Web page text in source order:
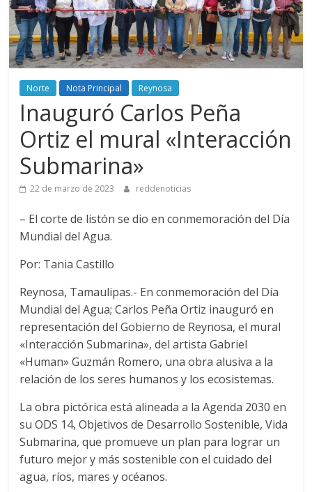
Norte Nota Principal Reynosa
Inauguró Carlos Peña
Ortiz el mural «Interacción
Submarina»
22 de marzo de 2023 reddenoticias
– El corte de listón se dio en conmemoración del Día
Mundial del Agua.
Por: Tania Castillo
Reynosa, Tamaulipas.- En conmemoración del Día
Mundial del Agua; Carlos Peña Ortiz inauguró en
representación del Gobierno de Reynosa, el mural
«Interacción Submarina», del artista Gabriel
«Human» Guzmán Romero, una obra alusiva a la
relación de los seres humanos y los ecosistemas.
La obra pictórica está alineada a la Agenda 2030 en
su ODS 14, Objetivos de Desarrollo Sostenible, Vida
Submarina, que promueve un plan para lograr un
futuro mejor y más sostenible con el cuidado del
agua, ríos, mares y océanos.